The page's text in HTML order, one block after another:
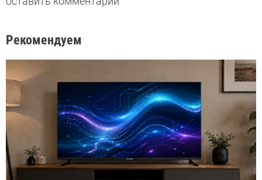
Рекомендуем